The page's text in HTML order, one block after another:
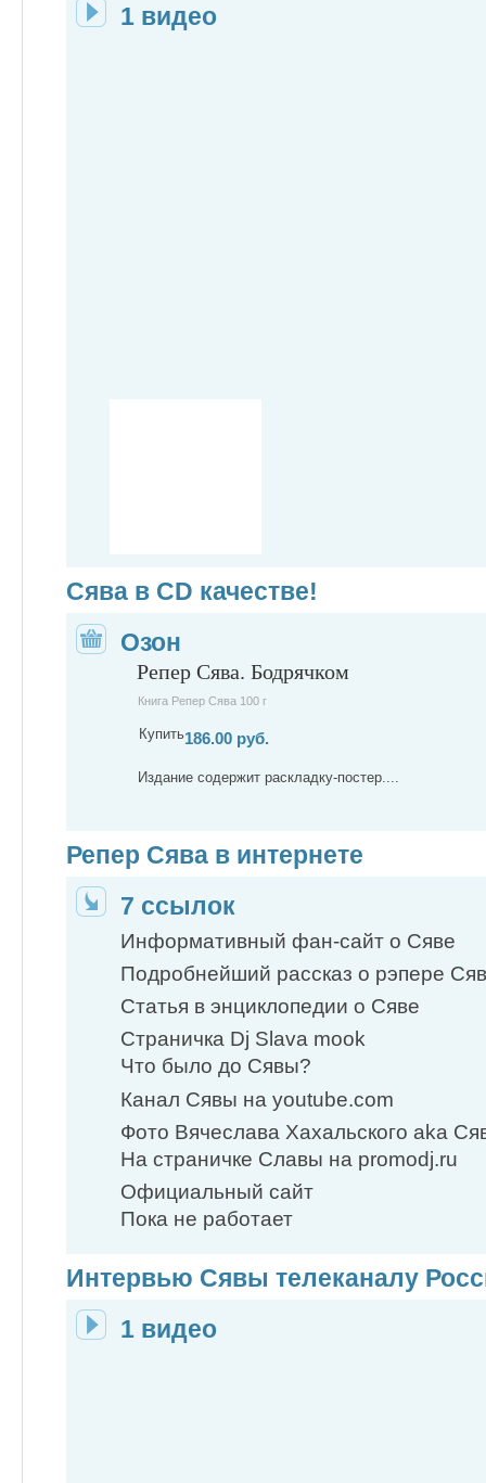
1 видео
Сява в CD качестве!
Озон
Репер Сява. Бодрячком
Книга Репер Сява 100 г
Купить186.00 руб.
Издание содержит раскладку-постер....
Репер Сява в интернете
7 ссылок
Информативный фан-сайт о Сяве
Подробнейший рассказ о рэпере
Статья в энциклопедии о Сяве
Страничка Dj Slava mook
Что было до Сявы?
Канал Сявы на youtube.com
Фото Вячеслава Хахальского aka
На страничке Славы на promodj.ru
Официальный сайт
Пока не работает
Интервью Сявы телеканалу
1 видео